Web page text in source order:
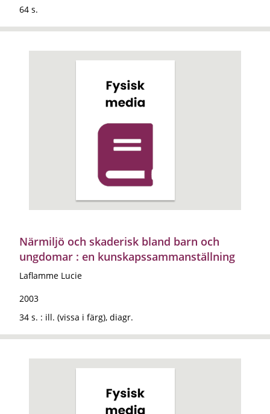
64 s.
Närmiljö och skaderisk bland barn och
ungdomar : en kunskapssammanställning
Laflamme Lucie
2003
34 s. : ill. (vissa i färg), diagr.